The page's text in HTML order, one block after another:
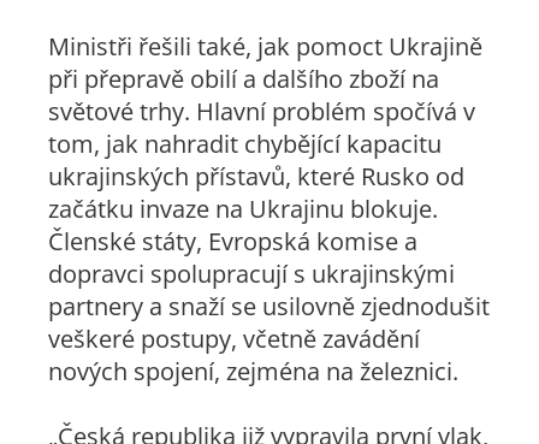
Ministři řešili také, jak pomoct Ukrajině
při přepravě obilí a dalšího zboží na
světové trhy. Hlavní problém spočívá v
tom, jak nahradit chybějící kapacitu
ukrajinských přístavů, které Rusko od
začátku invaze na Ukrajinu blokuje.
Členské státy, Evropská komise a
dopravci spolupracují s ukrajinskými
partnery a snaží se usilovně zjednodušit
veškeré postupy, včetně zavádění
nových spojení, zejména na železnici.
„Česká republika již vypravila první vlak,